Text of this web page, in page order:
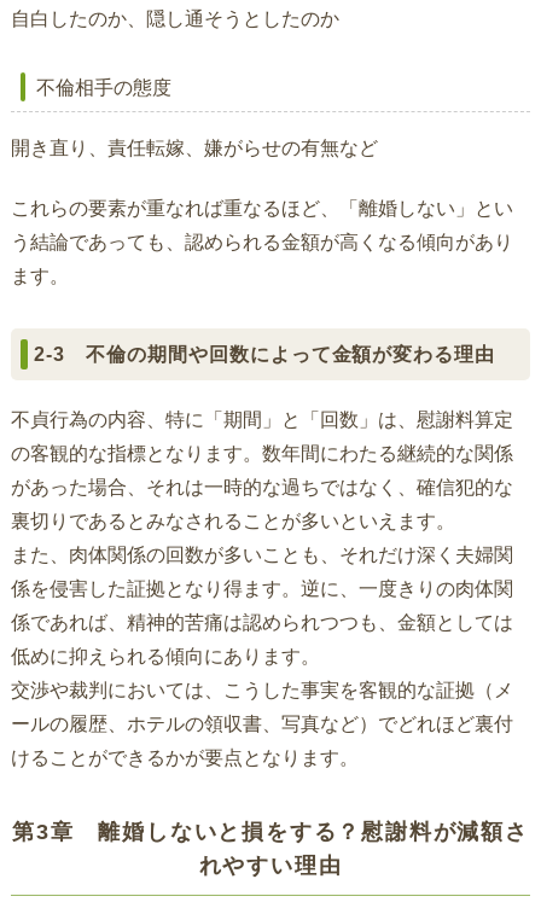
自白したのか、隠し通そうとしたのか
不倫相手の態度
開き直り、責任転嫁、嫌がらせの有無など
これらの要素が重なれば重なるほど、「離婚しない」とい
う結論であっても、認められる金額が高くなる傾向があり
ます。
2-3 不倫の期間や回数によって金額が変わる理由
不貞行為の内容、特に「期間」と「回数」は、慰謝料算定
の客観的な指標となります。数年間にわたる継続的な関係
があった場合、それは一時的な過ちではなく、確信犯的な
裏切りであるとみなされることが多いといえます。
また、肉体関係の回数が多いことも、それだけ深く夫婦関
係を侵害した証拠となり得ます。逆に、一度きりの肉体関
係であれば、精神的苦痛は認められつつも、金額としては
低めに抑えられる傾向にあります。
交渉や裁判においては、こうした事実を客観的な証拠（メ
ールの履歴、ホテルの領収書、写真など）でどれほど裏付
けることができるかが要点となります。
第3章 離婚しないと損をする？慰謝料が減額さ
れやすい理由